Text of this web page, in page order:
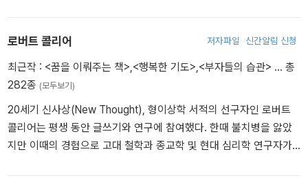
누구나 따르기만 하면 성공할 수 있는 원칙을 정립할 수 있다고 믿었
고, 이러한 성공 원칙을 발견하기 위해 힐에게 당대 최고의 기업가와
부자 들을 인터뷰할 것을 강력하게 권했다. 힐은 이 제안을 받아들였
고, 20여 년에 걸쳐 500여 명의 성공한 인물들에 대한 인터뷰와 조사
를 실시했다. 이를 토대로 부의 축적과 성공, 번영에 관한 고전이자 베
스트셀러인 『생각하라 그리고 부자가 되어라』의 초석을 마련했다. 세
계 최초로 성공철학을 정립한 이 책은 전 세계적으로 1억 부 이상 팔
로버트 콜리어 저자파일 신간알림 신청
최근작 : <꿈을 이뤄주는 책>,<행복한 기도>,<부자들의 습관> … 총
282종 (모두보기)
20세기 신사상(New Thought), 형이상학 서적의 선구자인 로버트
콜리어는 평생 동안 글쓰기와 연구에 참여했다. 한때 불치병을 앓았
지만 이때의 경험으로 고대 철학과 종교학 및 현대 심리학 연구자가